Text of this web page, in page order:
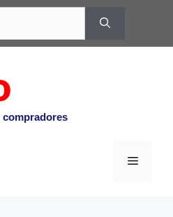
compradores
Menu